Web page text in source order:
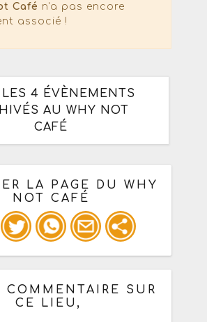
Café n'a pas encore
associé !
LES 4 ÉVÈNEMENTS
AU WHY NOT
CAFÉ
LA PAGE DU WHY
NOT CAFÉ
les infos ci-dessous pour
/ forum / réseau social
COMMENTAIRE SUR
CE LIEU,